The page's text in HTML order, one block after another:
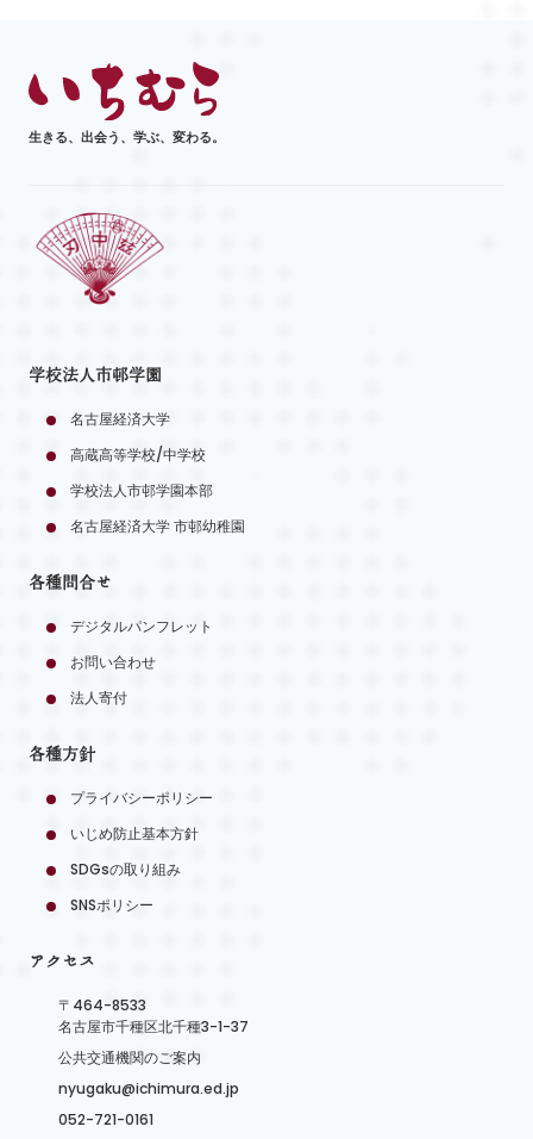
生きる、出会う、学ぶ、変わる。
学校法人市邨学園
名古屋経済大学
高蔵高等学校/中学校
学校法人市邨学園本部
名古屋経済大学 市邨幼稚園
各種問合せ
デジタルパンフレット
お問い合わせ
法人寄付
各種方針
プライバシーポリシー
いじめ防止基本方針
SDGsの取り組み
SNSポリシー
アクセス
〒464-8533
名古屋市千種区北千種3-1-37
公共交通機関のご案内
nyugaku@ichimura.ed.jp
052-721-0161